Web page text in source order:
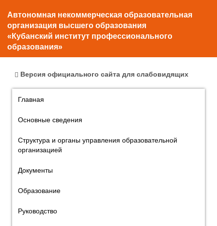
Автономная некоммерческая образовательная
организация высшего образования
«Кубанский институт профессионального
образования»
Версия официального сайта для слабовидящих
Главная
Основные сведения
Структура и органы управления образовательной
организацией
Документы
Образование
Руководство